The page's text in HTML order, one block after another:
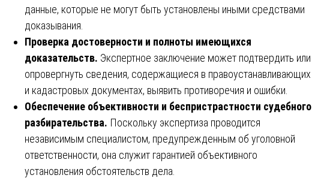
данные, которые не могут быть установлены иными средствами
доказывания.
Проверка достоверности и полноты имеющихся
доказательств. Экспертное заключение может подтвердить или
опровергнуть сведения, содержащиеся в правоустанавливающих
и кадастровых документах, выявить противоречия и ошибки.
Обеспечение объективности и беспристрастности судебного
разбирательства. Поскольку экспертиза проводится
независимым специалистом, предупрежденным об уголовной
ответственности, она служит гарантией объективного
установления обстоятельств дела.